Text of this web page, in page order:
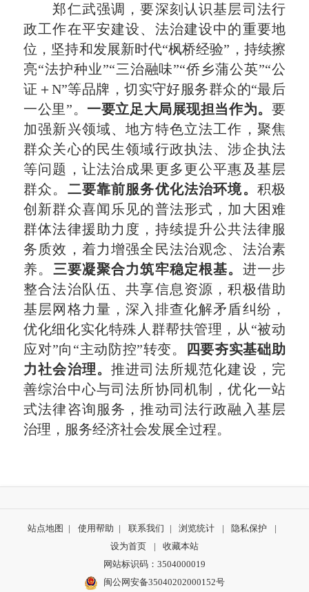
郑仁武强调，要深刻认识基层司法行
政工作在平安建设、法治建设中的重要地
位，坚持和发展新时代“枫桥经验”，持续擦
亮“法护种业”“三治融味”“侨乡蒲公英”“公
证＋N”等品牌，切实守好服务群众的“最后
一公里”。 一要立足大局展现担当作为。 要
加强新兴领域、地方特色立法工作，聚焦
群众关心的民生领域行政执法、涉企执法
等问题，让法治成果更多更公平惠及基层
群众。 二要靠前服务优化法治环境。 积极
创新群众喜闻乐见的普法形式，加大困难
群体法律援助力度，持续提升公共法律服
务质效，着力增强全民法治观念、法治素
养。 三要凝聚合力筑牢稳定根基。 进一步
整合法治队伍、共享信息资源，积极借助
基层网格力量，深入排查化解矛盾纠纷，
优化细化实化特殊人群帮扶管理，从“被动
应对”向“主动防控”转变。
四要夯实基础助
力社会治理。推进司法所规范化建设，完
善综治中心与司法所协同机制，优化一站
式法律咨询服务，推动司法行政融入基层
治理，服务经济社会发展全过程。
站点地图 | 使用帮助 | 联系我们 | 浏览统计 | 隐私保护
|
设为首页
|
收藏本站
网站标识码：3504000019
闽公网安备35040202000152号